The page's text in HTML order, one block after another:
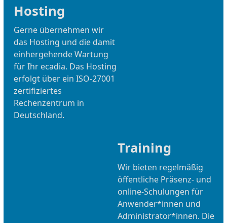
Hosting
Gerne übernehmen wir
das Hosting und die damit
einhergehende Wartung
für Ihr ecadia. Das Hosting
erfolgt über ein ISO-27001
zertifiziertes
Rechenzentrum in
Deutschland.
Training
Wir bieten regelmäßig
öffentliche Präsenz- und
online-Schulungen für
Anwender*innen und
Administrator*innen. Die